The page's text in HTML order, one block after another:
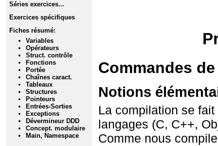
Séries exercices...
Exercices spécifiques
Fiches résumé:
Variables
Opérateurs
Struct. contrôle
Fonctions
Portée
Chaînes caract.
Tableaux
Structures
Pointeurs
Entrées-Sorties
Exceptions
Dévermineur DDD
Concept. modulaire
Main, Namespace